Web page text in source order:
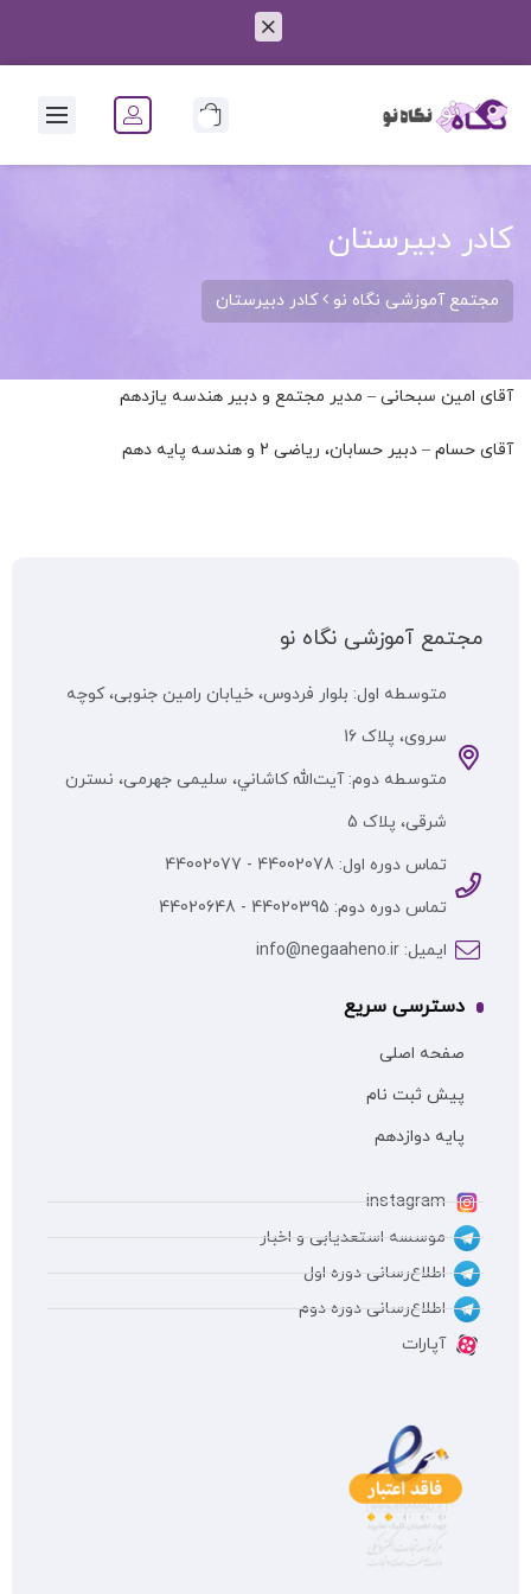
کادر دبیرستان
مجتمع آموزشی نگاه نو کادر دبیرستان
آقای امین سبحانی – مدیر مجتمع و دبیر هندسه یازدهم
آقای حسام – دبیر حسابان، ریاضی 2 و هندسه پایه دهم
مجتمع آموزشی نگاه نو
متوسطه اول: بلوار فردوس، خیابان رامین جنوبی، کوچه
سروی، پلاک 16
متوسطه دوم: آيت‌الله كاشاني، سلیمی جهرمی، نسترن
شرقی، پلاک 5
تماس دوره اول: 44002078 - 44002077
تماس دوره دوم: 44020395 - 44020648
ایمیل: info@negaaheno.ir
دسترسی سریع
صفحه اصلی
پیش ثبت نام
پایه دوازدهم
instagram
موسسه استعدیابی و اخبار
اطلاع‌رسانی دوره اول
اطلاع‌رسانی دوره دوم
آپارات